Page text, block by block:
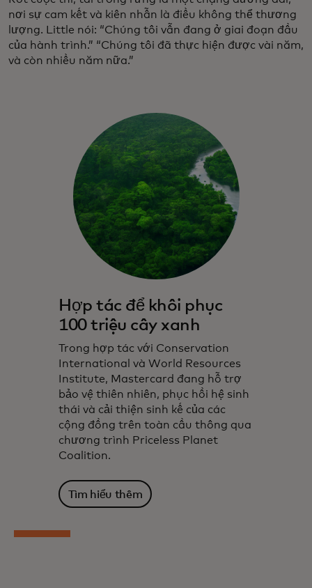
nơi sự cam kết và kiên nhẫn là điều không thể thương
lượng. Little nói: “Chúng tôi vẫn đang ở giai đoạn đầu
của hành trình.” “Chúng tôi đã thực hiện được vài năm,
và còn nhiều năm nữa.”
Hợp tác để khôi phục
100 triệu cây xanh
Trong hợp tác với Conservation
International và World Resources
Institute, Mastercard đang hỗ trợ
bảo vệ thiên nhiên, phục hồi hệ sinh
thái và cải thiện sinh kế của các
cộng đồng trên toàn cầu thông qua
chương trình Priceless Planet
Coalition.
Tìm hiểu thêm